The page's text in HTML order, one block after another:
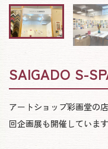
SAIGADO S-
アートショップ彩画堂の
回企画展も開催しています